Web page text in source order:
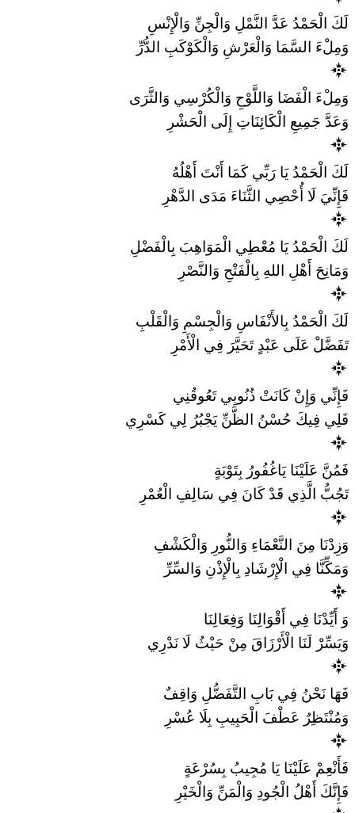
لَكَ الْحَمْدُ عَدَّ النَّمْلِ وَالْجِنِّ وَالْإِنْسِ
وَمِلْءَ السَّمَا وَالْعَرْشِ وَالْكَوْكَبِ الدُّرِّ
وَمِلْءَ الْفَضَا وَاللَّوْحِ وَالْكُرْسِي وَالثَّرَى
وَعَدَّ جَمِيعِ الْكَائِنَاتِ إِلَى الْحَشْرِ
لَكَ الْحَمْدُ يَا رَبِّي كَمَا أَنْتَ أَهْلُهُ
فَإِنِّيَ لَا أُحْصِي الثَّنَاءَ مَدَى الدَّهْرِ
لَكَ الْحَمْدُ يَا مُعْطِي الْمَوَاهِبَ بِالْفَضْلِ
وَمَانِحَ أَهْلِ اللهِ بِالْفَتْحِ وَالنَّصْرِ
لَكَ الْحَمْدُ بِالأَنْفَاسِ وَالْجِسْمِ وَالْقَلْبِ
تَفَضَّلْ عَلَى عَبْدٍ تَحَيَّرَ فِي الْأَمْرِ
فَإِنِّي وَإِنْ كَانَتْ ذُنُوبِي تَعُوقُنِي
فَلِي فِيكَ حُسْنُ الظَّنِّ يَجْبُرُ لِي كَسْرِي
فَمُنَّ عَلَيْنَا يَاغُفُورُ بِتَوْبَةٍ
تَجُبُّ الَّذِي قَدْ كَانَ فِي سَالِفِ الْعُمْرِ
وَزِدْنَا مِنَ النَّعْمَاءِ وَالنُّورِ وَالْكَشْفِ
وَمَكِّنَّا فِي الْإِرْشَادِ بِالْإِذْنِ وَالسِّرِّ
وَ أَيِّدْنَا فِي أَقْوَالِنَا وَفِعَالِنَا
وَيَسِّرْ لَنَا الْأَرْزَاقَ مِنْ حَيْثُ لَا نَدْرِي
فَهَا نَحْنُ فِي بَابِ التَّفَضُّلِ وَاقِفٌ
وَمُنْتَظِرٌ عَطْفَ الْحَبِيبِ بِلَا عُسْرِ
فَأَنْعِمْ عَلَيْنَا يَا مُجِيبُ بِسُرْعَةٍ
فَإِنَّكَ أَهْلُ الْجُودِ وَالْمَنِّ وَالْخَيْرِ